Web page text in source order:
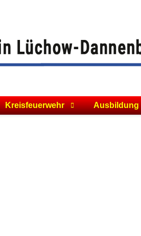
Kreisfeuerwehr Ausbildung